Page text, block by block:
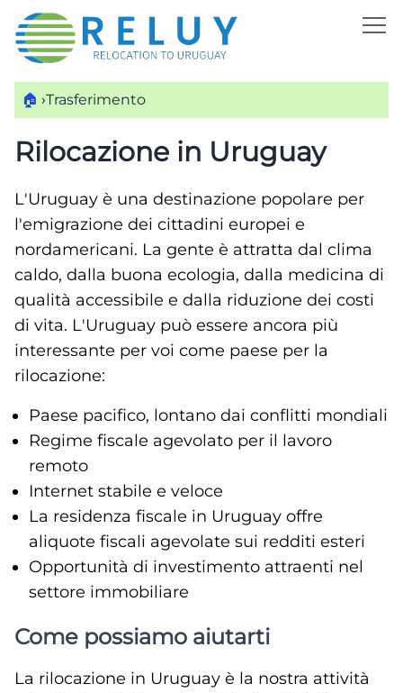
🏠 ›Trasferimento
Rilocazione in Uruguay
L'Uruguay è una destinazione popolare per
l'emigrazione dei cittadini europei e
nordamericani. La gente è attratta dal clima
caldo, dalla buona ecologia, dalla medicina di
qualità accessibile e dalla riduzione dei costi
di vita. L'Uruguay può essere ancora più
interessante per voi come paese per la
rilocazione:
Paese pacifico, lontano dai conflitti mondiali
Regime fiscale agevolato per il lavoro
remoto
Internet stabile e veloce
La residenza fiscale in Uruguay offre
aliquote fiscali agevolate sui redditi esteri
Opportunità di investimento attraenti nel
settore immobiliare
Come possiamo aiutarti
La rilocazione in Uruguay è la nostra attività